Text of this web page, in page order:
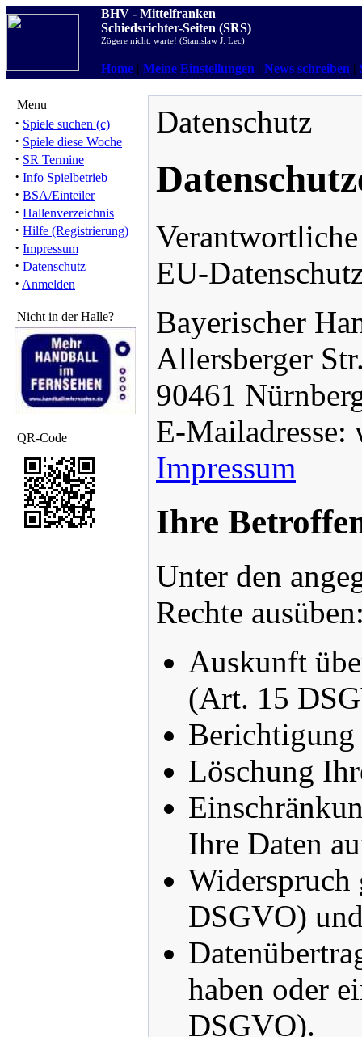
BHV - Mittelfranken
Schiedsrichter-Seiten (SRS)
Zögere nicht: warte! (Stanislaw J. Lec)
Home | Meine Einstellungen | News schreiben |
Menu
· Spiele suchen (c)
· Spiele diese Woche
· SR Termine
· Info Spielbetrieb
· BSA/Einteiler
· Hallenverzeichnis
· Hilfe (Registrierung)
· Impressum
· Datenschutz
· Anmelden
Nicht in der Halle?
QR-Code
Datenschutz
Verantwortliche
EU-
Bayerischer
Allersberger
90461
E-Mailadresse:
Impressum
Ihre
Unter den
Rechte
Auskunft
(Art. 15
Berichtigung
Löschung
Ihre Daten
Widerspruch
DSGVO)
haben oder
DSGVO).